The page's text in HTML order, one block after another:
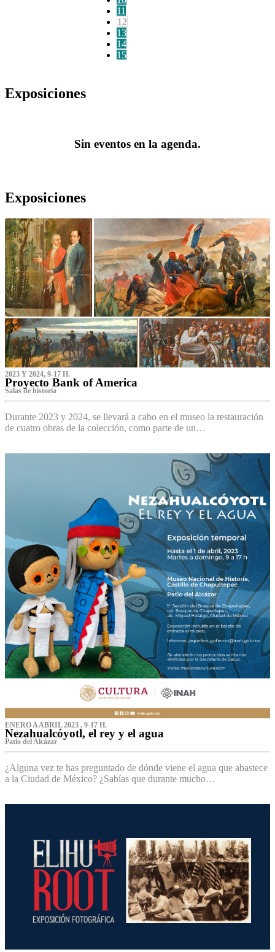
11
12
13
14
15
Exposiciones
Sin eventos en la agenda.
Exposiciones
2023 Y 2024, 9-17 H.
Proyecto Bank of America
S‌alas de historia
Durante 2023 y 2024, se llevará a cabo en el museo la restauración
de cuatro obras de la colección, como parte de un…
ENERO A ABRIL 2023 , 9-17 H.
Nezahualcóyotl, el rey y el agua
Patio del Alcázar
¿Alguna vez te has preguntado de dónde viene el agua que abastece
a la Ciudad de México? ¿Sabías que durante mucho…